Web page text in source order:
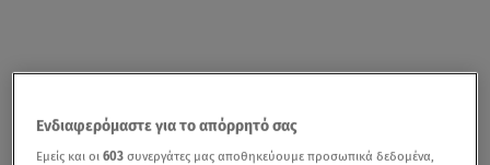
Ενδιαφερόμαστε για το απόρρητό σας
Εμείς και οι603 συνεργάτες μας αποθηκεύουμε προσωπικά δεδομένα,